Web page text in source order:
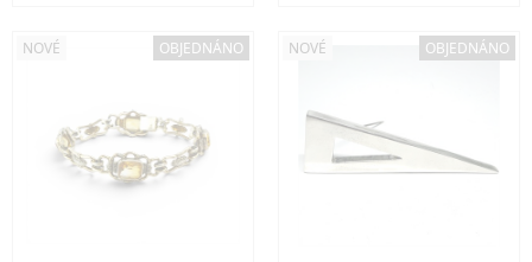
NOVÉ OBJEDNÁNO NOVÉ OBJEDNÁNO